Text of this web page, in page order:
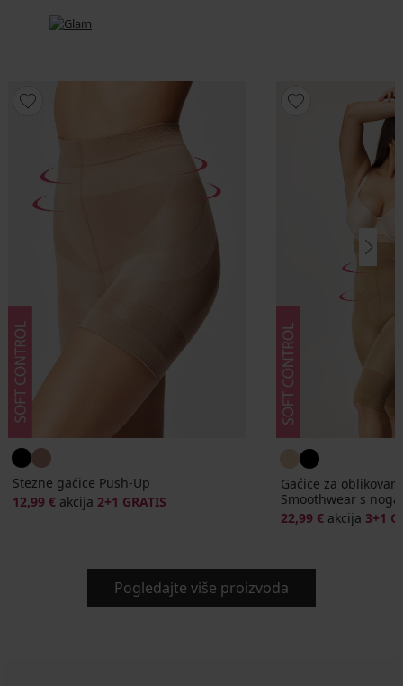
Stezne gaćice Push-Up
12,99 € akcija 2+1 GRATIS
Gaćice za
Smoothwear s
22,99 € akcija 3+1
Pogledajte više proizvoda